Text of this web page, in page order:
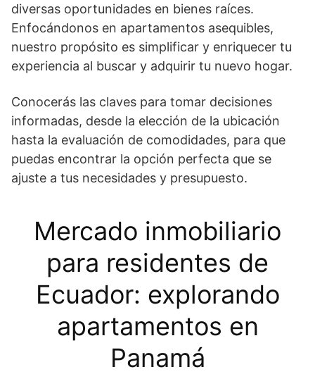
diversas oportunidades en bienes raíces.
Enfocándonos en apartamentos asequibles,
nuestro propósito es simplificar y enriquecer tu
experiencia al buscar y adquirir tu nuevo hogar.
Conocerás las claves para tomar decisiones
informadas, desde la elección de la ubicación
hasta la evaluación de comodidades, para que
puedas encontrar la opción perfecta que se
ajuste a tus necesidades y presupuesto.
Mercado inmobiliario
para residentes de
Ecuador: explorando
apartamentos en
Panamá